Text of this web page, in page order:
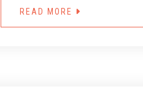
READ MORE